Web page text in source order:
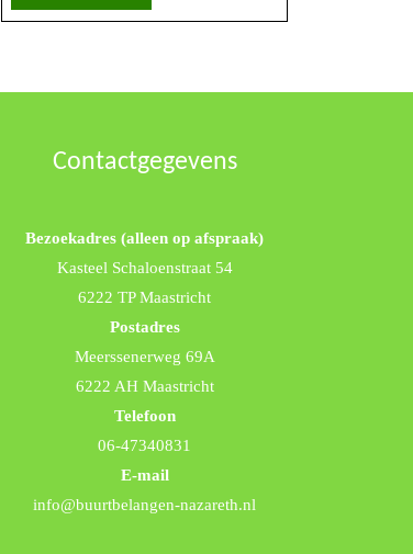
volledig
Contactgegevens
Bezoekadres (alleen op afspraak)
Kasteel Schaloenstraat 54
6222 TP Maastricht
Postadres
Meerssenerweg 69A
6222 AH Maastricht
Telefoon
06-47340831
E-mail
info@buurtbelangen-nazareth.nl